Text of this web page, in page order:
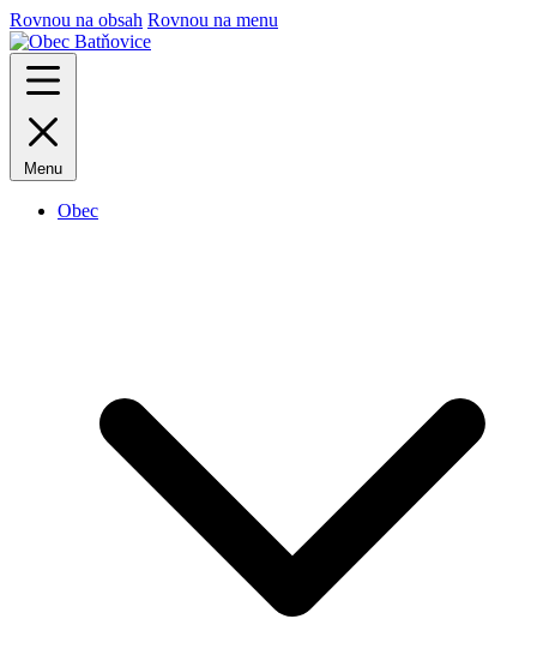
Rovnou na obsah Rovnou na menu
Menu
Obec